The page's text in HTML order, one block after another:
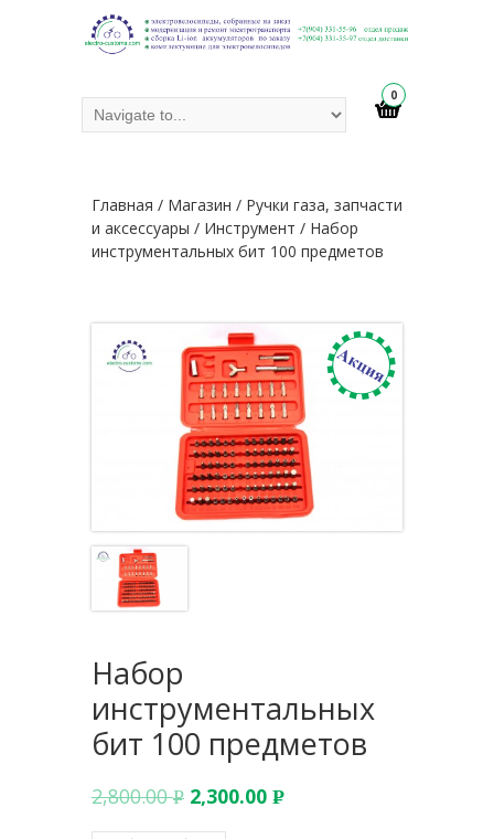
0
Главная / Магазин / Ручки газа, запчасти
и аксессуары / Инструмент / Набор
инструментальных бит 100 предметов
Набор
инструментальных
бит 100 предметов
2,800.00Р
УБ.
2,300.00 Р